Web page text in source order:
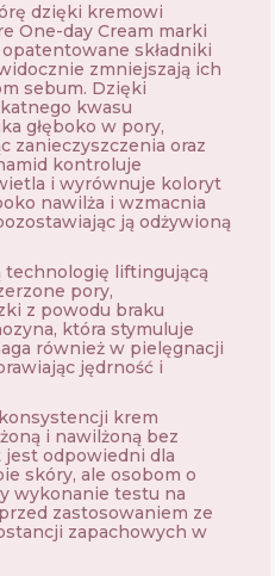
dzięki kremowi
One-day Cream marki
składniki
zmniejszają ich
sebum. Dzięki
kwasu
głęboko w pory,
zanieczyszczenia oraz
kontroluje
i wyrównuje koloryt
nawilża i wzmacnia
ją odżywioną
technologię liftingującą
pory,
z powodu braku
która stymuluje
również w pielęgnacji
jędrność i
krem
i nawilżoną bez
jest odpowiedni dla
skóry, ale osobom o
wykonanie testu na
zastosowaniem ze
zapachowych w